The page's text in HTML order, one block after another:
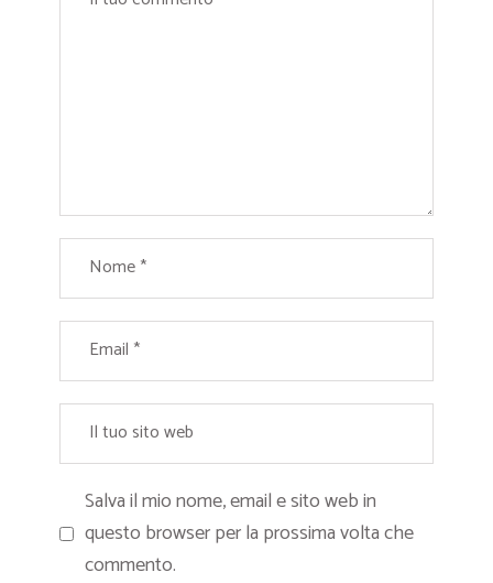
Salva il mio nome, email e sito web in
questo browser per la prossima volta che
commento.